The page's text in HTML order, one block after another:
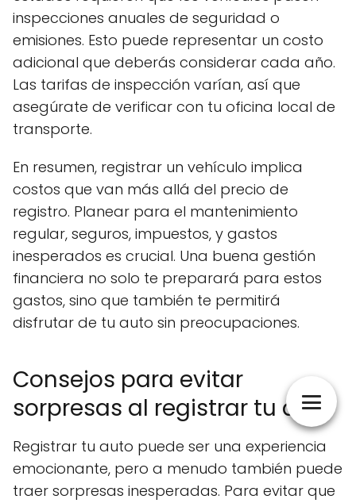
inspecciones anuales de seguridad o
emisiones. Esto puede representar un costo
adicional que deberás considerar cada año.
Las tarifas de inspección varían, así que
asegúrate de verificar con tu oficina local de
transporte.
En resumen, registrar un vehículo implica
costos que van más allá del precio de
registro. Planear para el mantenimiento
regular, seguros, impuestos, y gastos
inesperados es crucial. Una buena gestión
financiera no solo te preparará para estos
gastos, sino que también te permitirá
disfrutar de tu auto sin preocupaciones.
Consejos para evitar
sorpresas al registrar tu auto
Registrar tu auto puede ser una experiencia
emocionante, pero a menudo también puede
traer sorpresas inesperadas. Para evitar que